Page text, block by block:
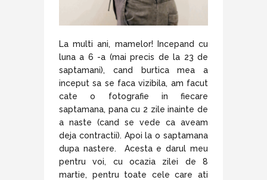
La multi ani, mamelor! Incepand cu
luna a 6 -a (mai precis de la 23 de
saptamani), cand burtica mea a
inceput sa se faca vizibila, am facut
cate o fotografie in fiecare
saptamana, pana cu 2 zile inainte de
a naste (cand se vede ca aveam
deja contractii). Apoi la o saptamana
dupa nastere. Acesta e darul meu
pentru voi, cu ocazia zilei de 8
martie, pentru toate cele care ati